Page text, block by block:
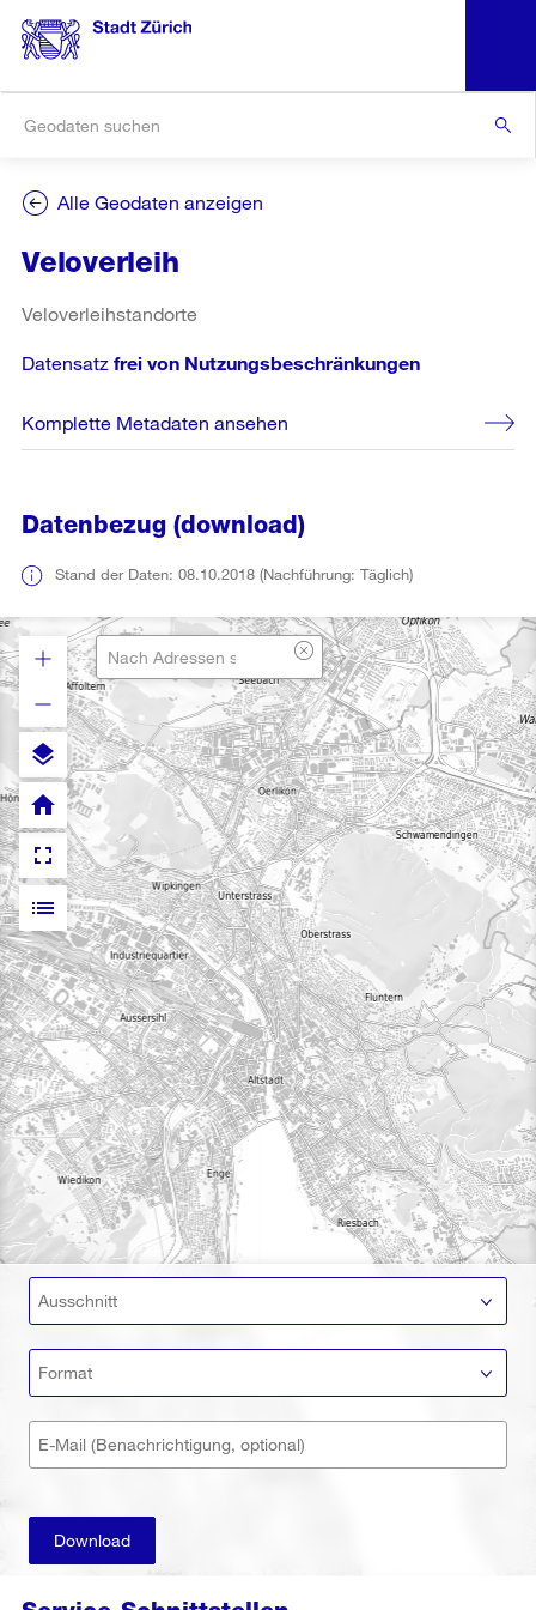
Alle Geodaten anzeigen
Veloverleih
Veloverleihstandorte
Datensatz frei von Nutzungsbeschränkungen
Komplette Metadaten ansehen
Datenbezug (download)
Stand der Daten: 08.10.2018 (Nachführung: Täglich)
layers
fullscreen
home
list
Ausschnitt
Format
E-Mail (Benachrichtigung, optional)
Download